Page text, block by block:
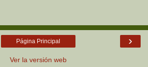
›
Página Principal
Ver la versión web